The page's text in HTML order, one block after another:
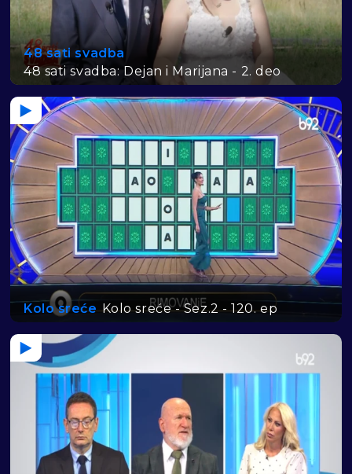
48 sati svadba
48 sati svadba: Dejan i Marijana - 2. deo
Kolo sreće Kolo sreće - Sez.2 - 120. ep